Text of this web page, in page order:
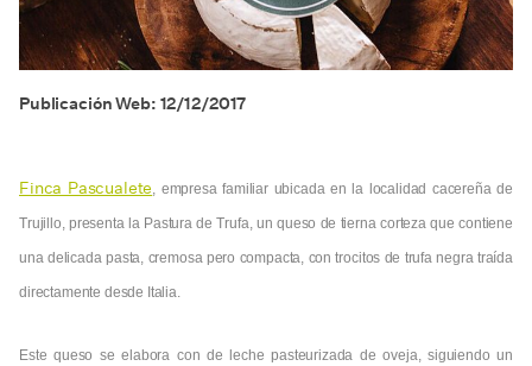
Publicación Web: 12/12/2017
Finca Pascualete, empresa familiar ubicada en la localidad cacereña de
Trujillo, presenta la Pastura de Trufa, un queso de tierna corteza que contiene
una delicada pasta, cremosa pero compacta, con trocitos de trufa negra traída
directamente desde Italia.
Este queso se elabora con de leche pasteurizada de oveja, siguiendo un